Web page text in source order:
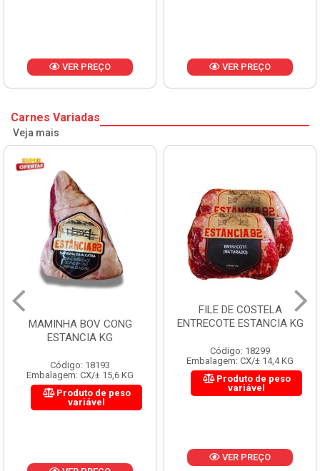
VER PREÇO VER PREÇO
Carnes Variadas
Veja mais
MAMINHA BOV CONG
ESTANCIA KG
Código: 18193
Embalagem: CX/± 15,6 KG
Produto de peso
variável
FILE DE COSTELA
ENTRECOTE ESTANCIA KG
Código: 18299
Embalagem: CX/± 14,4 KG
Produto de peso
variável
VER PREÇO